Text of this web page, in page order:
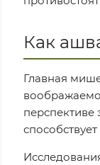
Как
Главная
перспективе